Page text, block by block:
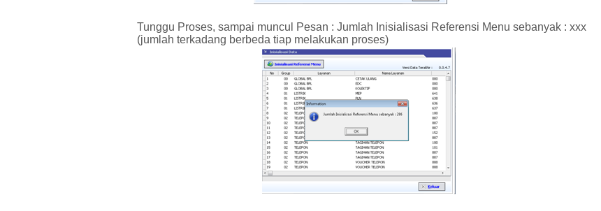
Tunggu Proses, sampai muncul Pesan : Jumlah Inisialisasi Referensi Menu sebanyak : xxx
(jumlah terkadang berbeda tiap melakukan proses)